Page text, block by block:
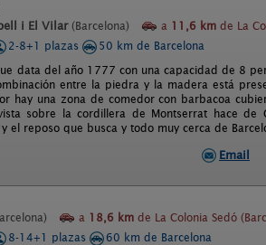
i El Vilar (Barcelona) a 11,6 km de La
2-8+1 plazas
50 km de Barcelona
data del año 1777 con una capacidad de 8
entre la piedra y la madera está
hay una zona de comedor con barbacoa
sobre la cordillera de Montserrat hace de
el reposo que busca y todo muy cerca de
Email
a 18,6 km de La Colonia Sedó
8-14+1 plazas
60 km de Barcelona